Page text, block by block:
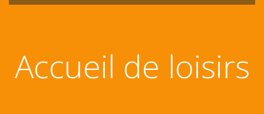
Accueil de loisirs